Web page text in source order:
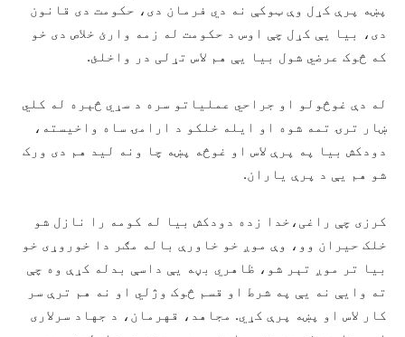
پښه پرې کړل وې ټوکې نه دي فرمان دی، حکومت دی قانون
دی، بیا یې کړل چې اوس د حکومت له زمه وارئ خلاص دی خو
که څوک عرضي شول بیا یې هم لاس تړلی در واخلئ.
له دې غوڅولو او جراحي عملیاتو سره د سړي څېره له کلي
ښار ترۍ تمه شوه او ایله خلکو د ارامۍ ساه واخیسته،
دودکش بیا په پرې لاس او غوڅه پښه چا ونه لید هم دی ورک
شو هم یې د پرې یاران.
کرزی چې راغی،خدا زده دودکش بیا له کومه را نازل شو
خلک حیران وو، وې موږ خو خاورې باله مګر دا خوروړی خو
بیا تر موږ تېر شو، ظاهري بڼه یې داسې بدله کړې وه چې
ته وایې نه یې په شرط او قسم څوک وژلي او نه هم ترې سر
کار لاس او پښه پرې کړي. مجاهد، قهرمان، د جهاد سرلاری